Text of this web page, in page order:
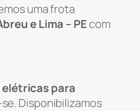
uma frota
e Lima – PE com
para
Disponibilizamos